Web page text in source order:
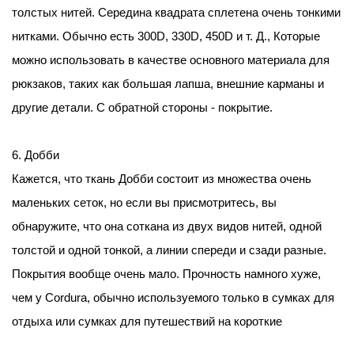
толстых нитей. Середина квадрата сплетена очень тонкими
нитками. Обычно есть 300D, 330D, 450D и т. Д., Которые
можно использовать в качестве основного материала для
рюкзаков, таких как большая лапша, внешние карманы и
другие детали. С обратной стороны - покрытие.
6. Добби
Кажется, что ткань Добби состоит из множества очень
маленьких сеток, но если вы присмотритесь, вы
обнаружите, что она соткана из двух видов нитей, одной
толстой и одной тонкой, а линии спереди и сзади разные.
Покрытия вообще очень мало. Прочность намного хуже,
чем у Cordura, обычно используемого только в сумках для
отдыха или сумках для путешествий на короткие